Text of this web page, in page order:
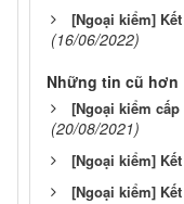
[Ngoại kiểm]
(16/06/2022)
Những tin cũ hơn
[Ngoại kiểm
(20/08/2021)
[Ngoại kiểm]
[Ngoại kiểm]